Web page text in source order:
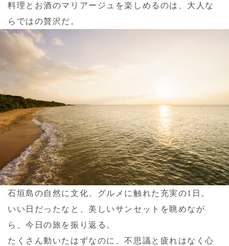
料理とお酒のマリアージュを楽しめるのは、大人な
らではの贅沢だ。
石垣島の自然に文化、グルメに触れた充実の1日。
いい日だったなと、美しいサンセットを眺めなが
ら、今日の旅を振り返る。
たくさん動いたはずなのに、不思議と疲れはなく心